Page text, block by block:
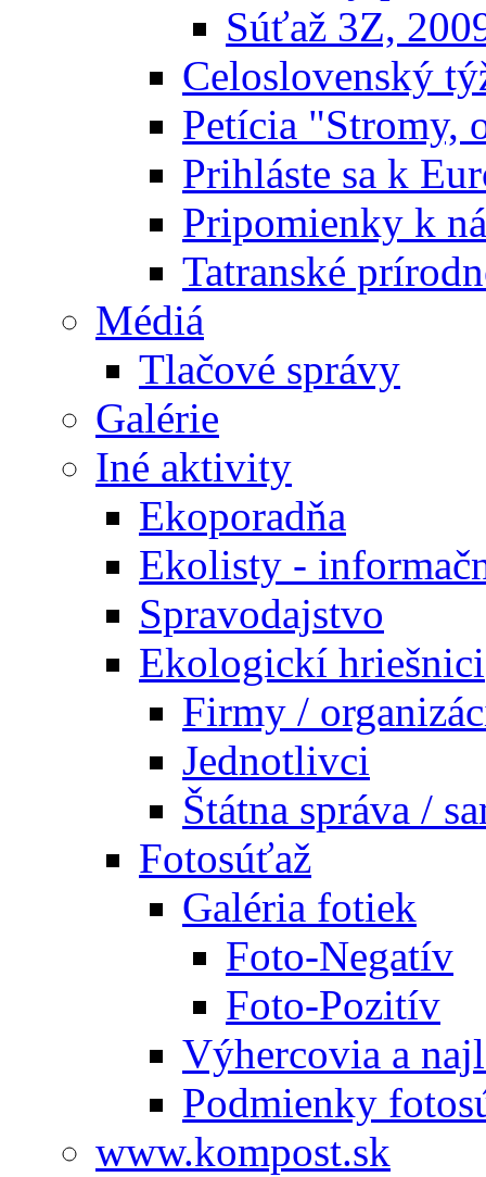
Súťaž 3Z,
Celoslovenský
Petícia "Stromy,
Prihláste sa k
Pripomienky k
Tatranské
Médiá
Tlačové správy
Galérie
Iné aktivity
Ekoporadňa
Ekolisty -
Spravodajstvo
Ekologickí hriešnici
Firmy /
Jednotlivci
Štátna správa /
Fotosúťaž
Galéria fotiek
Foto-Negatív
Foto-Pozitív
Výhercovia a
Podmienky
www.kompost.sk